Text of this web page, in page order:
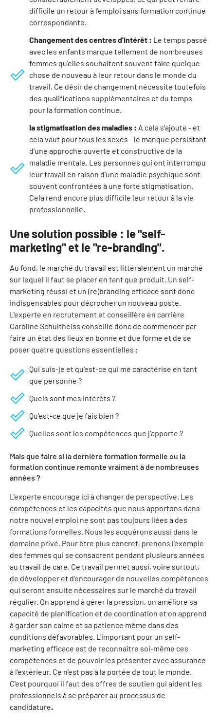
difficile un retour à l'emploi sans formation continue
correspondante.
Changement des centres d'intérêt : Le temps passé
avec les enfants marque tellement de nombreuses
femmes qu'elles souhaitent souvent faire quelque
chose de nouveau à leur retour dans le monde du
travail. Ce désir de changement nécessite toutefois
des qualifications supplémentaires et du temps
pour la formation continue.
la stigmatisation des maladies : A cela s'ajoute - et
cela vaut pour tous les sexes - le manque persistant
d'une approche ouverte et constructive de la
maladie mentale. Les personnes qui ont interrompu
leur travail en raison d'une maladie psychique sont
souvent confrontées à une forte stigmatisation.
Cela rend encore plus difficile leur retour à la vie
professionnelle.
Une solution possible : le "self-
marketing" et le "re-branding".
Au fond, le marché du travail est littéralement un marché
sur lequel il faut se placer en tant que produit. Un self-
marketing réussi et un (re)branding efficace sont donc
indispensables pour décrocher un nouveau poste.
L'experte en recrutement et conseillère en carrière
Caroline Schultheiss conseille donc de commencer par
faire un état des lieux en bonne et due forme et de se
poser quatre questions essentielles :
Qui suis-je et qu'est-ce qui me caractérise en tant
que personne ?
Quels sont mes intérêts ?
Qu'est-ce que je fais bien ?
Quelles sont les compétences que j'apporte ?
Mais que faire si la dernière formation formelle ou la
formation continue remonte vraiment à de nombreuses
années ?
L'experte encourage ici à changer de perspective. Les
compétences et les capacités que nous apportons dans
notre nouvel emploi ne sont pas toujours liées à des
formations formelles. Nous les acquérons aussi dans le
domaine privé. Pour être plus concret, prenons l'exemple
des femmes qui se consacrent pendant plusieurs années
au travail de care. Ce travail permet aussi, voire surtout,
de développer et d'encourager de nouvelles compétences
qui seront ensuite nécessaires sur le marché du travail
régulier. On apprend à gérer la pression, on améliore sa
capacité de planification et de coordination et on apprend
à garder son calme et sa patience même dans des
conditions défavorables. L'important pour un self-
marketing efficace est de reconnaître soi-même ces
compétences et de pouvoir les présenter avec assurance
à l'extérieur. Ce n'est pas à la portée de tout le monde.
C'est pourquoi il faut des offres de soutien qui aident les
professionnels à se préparer au processus de
candidature.‍